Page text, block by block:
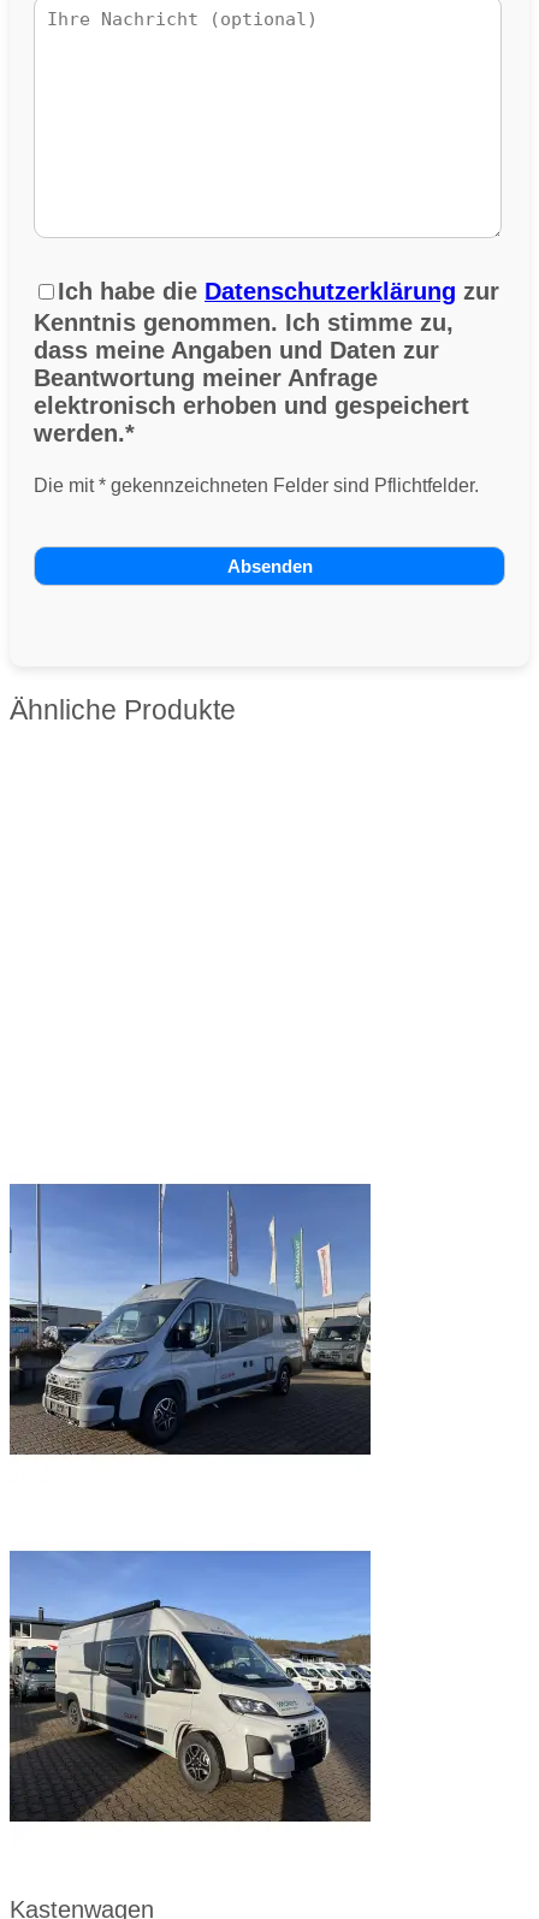
Ich habe die Datenschutzerklärung zur
Kenntnis genommen. Ich stimme zu,
dass meine Angaben und Daten zur
Beantwortung meiner Anfrage
elektronisch erhoben und gespeichert
werden.*
Die mit * gekennzeichneten Felder sind Pflichtfelder.
Ähnliche Produkte
Kastenwagen